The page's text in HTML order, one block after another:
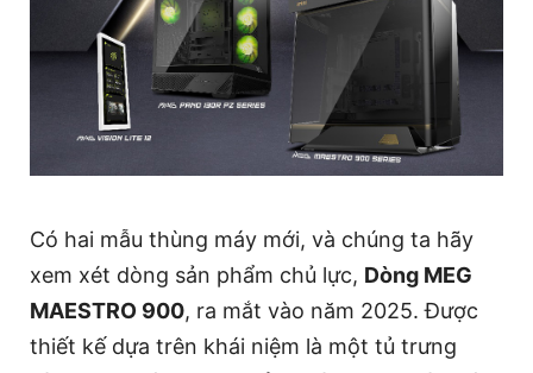
Có hai mẫu thùng máy mới, và chúng ta hãy
xem xét dòng sản phẩm chủ lực, Dòng MEG
MAESTRO 900, ra mắt vào năm 2025. Được
thiết kế dựa trên khái niệm là một tủ trưng